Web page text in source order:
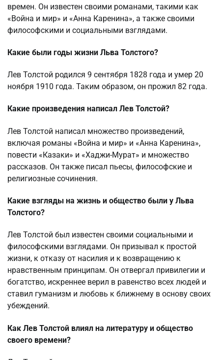
времен. Он известен своими романами, такими как
«Война и мир» и «Анна Каренина», а также своими
философскими и социальными взглядами.
Какие были годы жизни Льва Толстого?
Лев Толстой родился 9 сентября 1828 года и умер 20
ноября 1910 года. Таким образом, он прожил 82 года.
Какие произведения написал Лев Толстой?
Лев Толстой написал множество произведений,
включая романы «Война и мир» и «Анна Каренина»,
повести «Казаки» и «Хаджи-Мурат» и множество
рассказов. Он также писал пьесы, философские и
религиозные сочинения.
Какие взгляды на жизнь и общество были у Льва
Толстого?
Лев Толстой был известен своими социальными и
философскими взглядами. Он призывал к простой
жизни, к отказу от насилия и к возвращению к
нравственным принципам. Он отвергал привилегии и
богатство, искреннее верил в равенство всех людей и
ставил гуманизм и любовь к ближнему в основу своих
убеждений.
Как Лев Толстой влиял на литературу и общество
своего времени?